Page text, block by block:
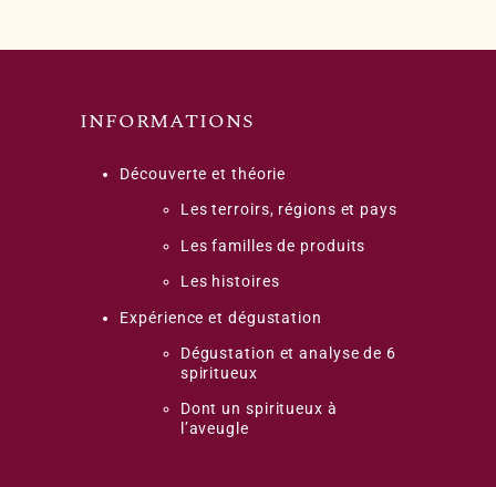
INFORMATIONS
Découverte et théorie
Les terroirs, régions et pays
Les familles de produits
Les histoires
Expérience et dégustation
Dégustation et analyse de 6
spiritueux
Dont un spiritueux à
l’aveugle